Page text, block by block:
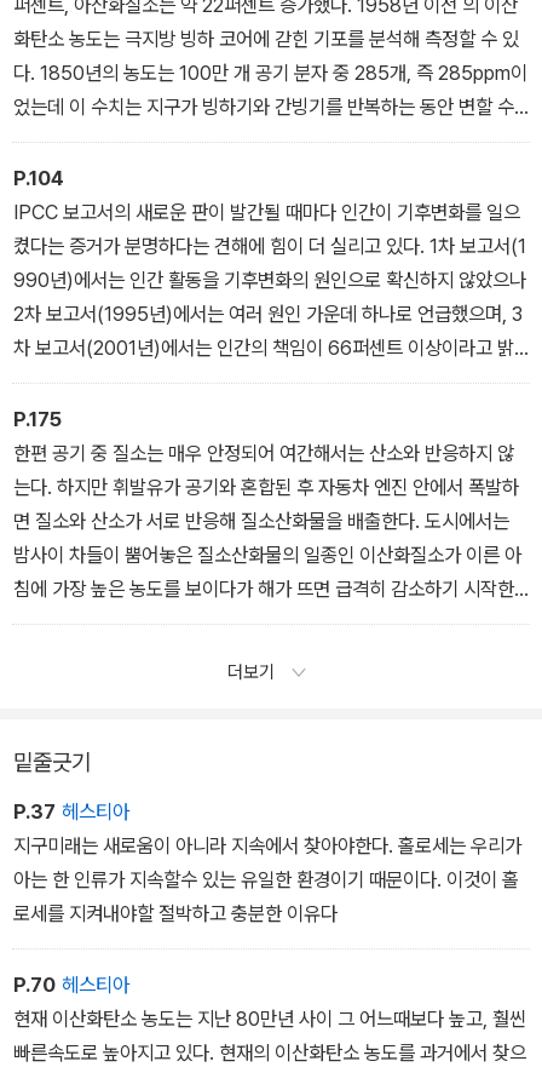
간 최고 기온과 최저 기온, 한 달이나 1년의 누적 강우량, 극한 날씨의
빈도 등도 포함된다.
_ ‘기후는 지속해야 하고 날씨는 변해야 한다’ 중에서
화탄소 농도는 극지방 빙하 코어에 갇힌 기포를 분석해 측정할 수 있
다. 1850년의 농도는 100만 개 공기 분자 중 285개, 즉 285ppm이
었는데 이 수치는 지구가 빙하기와 간빙기를 반복하는 동안 변할 수
있는 자연 범위에서 가장 높은 농도다. 그 후 1958년 마우나로아에
서 처음 측정할 당시 이산화탄소 농도는 315ppm이었다.
오늘날 405ppm에 달했고 매년 2ppm씩 상승하고 있다. 현재 이산
화탄소 농도는 지난 80만 년 사이 그 어느 때보다 높고, 훨씬 빠른 속
도로 높아지고 있다. 현재의 이산화탄소 농도를 과거에서 찾으려면 3
00만~500만 년 전까지 가야 한다. 그 당시 기온은 지금보다 1~2도
더 따뜻했고, 해수면은 지금보다 10~20미터 더 높았다. 인류는 이러
한 조건에서 생존해본 경험이 없다.
_ ‘매우 적은 온실가스가 지구 전체에 영향을 미친다’ 중에서
P.104
IPCC 보고서의 새로운 판이 발간될 때마다 인간이 기후변화를 일으
켰다는 증거가 분명하다는 견해에 힘이 더 실리고 있다. 1차 보고서(1
990년)에서는 인간 활동을 기후변화의 원인으로 확신하지 않았으나
2차 보고서(1995년)에서는 여러 원인 가운데 하나로 언급했으며, 3
차 보고서(2001년)에서는 인간의 책임이 66퍼센트 이상이라고 밝
혔다. 4차 보고서(2007년)에서는 인간 활동이 기후변화를 일으켰을
가능성이 90퍼센트 이상이라 했다. 5차 보고서(2013년)에서는 인
위적인 영향이 20세기 중반 이후 관측된 온난화의 주된 원인일 가능
성이 95퍼센트 이상이라고 확신의 수위를 높였다.
_ ‘미래는 ‘주어지는 것’이 아니라 ‘이루어가는 것’이다.’ 중에서
P.175
한편 공기 중 질소는 매우 안정되어 여간해서는 산소와 반응하지 않
는다. 하지만 휘발유가 공기와 혼합된 후 자동차 엔진 안에서 폭발하
면 질소와 산소가 서로 반응해 질소산화물을 배출한다. 도시에서는
밤사이 차들이 뿜어놓은 질소산화물의 일종인 이산화질소가 이른 아
침에 가장 높은 농도를 보이다가 해가 뜨면 급격히 감소하기 시작한
다. 햇빛을 받으면 또 다른 화학 반응이 일어나 이산화질소가 없어지
모그’라고도 한다. 또한 질소산화물은 오존 등과 반응해 산성물질인
2차 오염먼지인 질산암모늄이 된다.
_ ‘하찮아 보이는 먼지 안에 숨은 위험과 갈등’ 중에서
더보기
밑줄긋기
P.37 헤스티아
지구미래는 새로움이 아니라 지속에서 찾아야한다. 홀로세는 우리가
아는 한 인류가 지속할수 있는 유일한 환경이기 때문이다. 이것이 홀
로세를 지켜내야할 절박하고 충분한 이유다
P.70 헤스티아
현재 이산화탄소 농도는 지난 80만년 사이 그 어느때보다 높고, 훨씬
빠른속도로 높아지고 있다. 현재의 이산화탄소 농도를 과거에서 찾으